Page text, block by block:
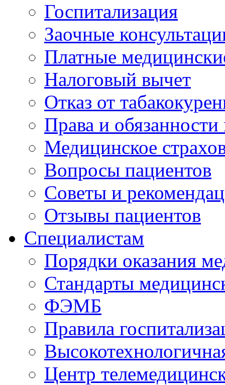
Госпитализация
Заочные
Платные
Налоговый вычет
Отказ от
Права и
Медицинское
Вопросы пациентов
Советы и
Отзывы пациентов
Специалистам
Порядки оказания
Стандарты
ФЭМБ
Правила
Центр